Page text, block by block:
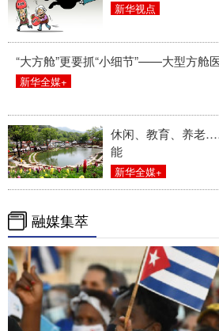
新华视点
“大方舱”更要抓“小细节”——大型方舱
新华全媒+
休闲、教育、养老
能
新华全媒+
融媒集萃